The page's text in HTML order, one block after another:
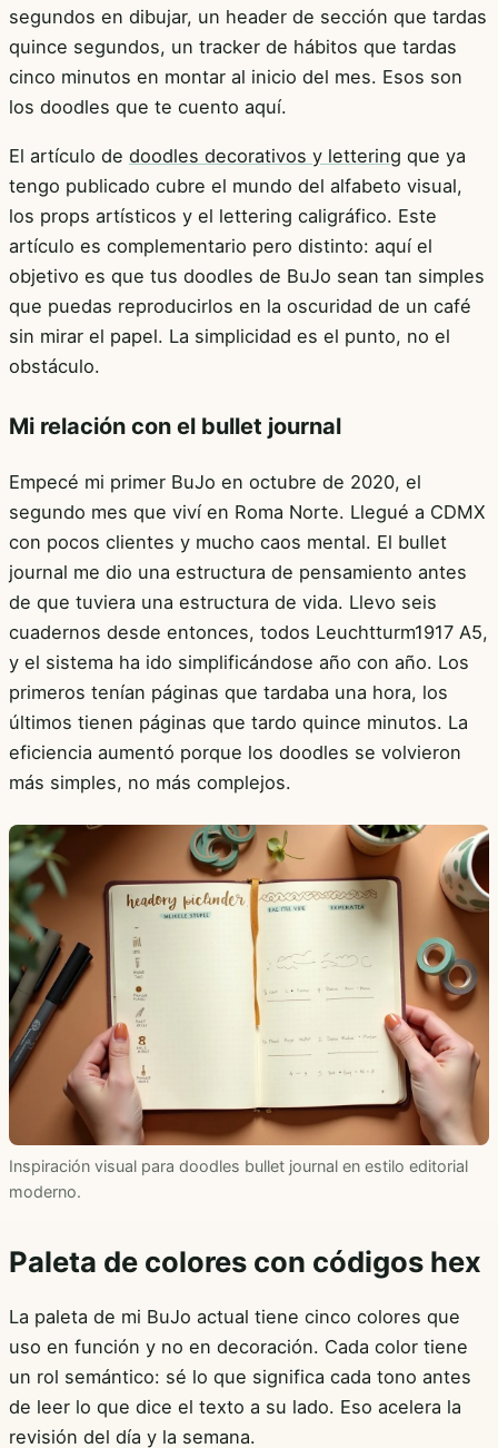
segundos en dibujar, un header de sección que tardas
quince segundos, un tracker de hábitos que tardas
cinco minutos en montar al inicio del mes. Esos son
los doodles que te cuento aquí.
El artículo de doodles decorativos y lettering que ya
tengo publicado cubre el mundo del alfabeto visual,
los props artísticos y el lettering caligráfico. Este
artículo es complementario pero distinto: aquí el
objetivo es que tus doodles de BuJo sean tan simples
que puedas reproducirlos en la oscuridad de un café
sin mirar el papel. La simplicidad es el punto, no el
obstáculo.
Mi relación con el bullet journal
Empecé mi primer BuJo en octubre de 2020, el
segundo mes que viví en Roma Norte. Llegué a CDMX
con pocos clientes y mucho caos mental. El bullet
journal me dio una estructura de pensamiento antes
de que tuviera una estructura de vida. Llevo seis
cuadernos desde entonces, todos Leuchtturm1917 A5,
y el sistema ha ido simplificándose año con año. Los
primeros tenían páginas que tardaba una hora, los
últimos tienen páginas que tardo quince minutos. La
eficiencia aumentó porque los doodles se volvieron
más simples, no más complejos.
Inspiración visual para doodles bullet journal en estilo editorial
moderno.
Paleta de colores con códigos hex
La paleta de mi BuJo actual tiene cinco colores que
uso en función y no en decoración. Cada color tiene
un rol semántico: sé lo que significa cada tono antes
de leer lo que dice el texto a su lado. Eso acelera la
revisión del día y la semana.